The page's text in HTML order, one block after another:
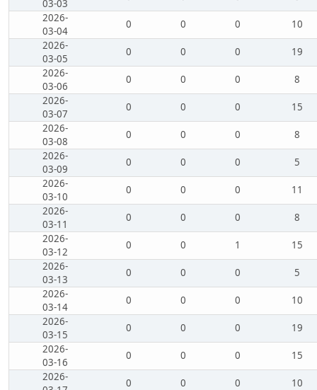
03-03
2026-
03-04
0 0 0
10
2026-
03-05
0 0 0
19
2026-
03-06
0 0 0
8
2026-
03-07
0 0 0
15
2026-
03-08
0 0 0
8
2026-
03-09
0 0 0
5
2026-
03-10
0 0 0
11
2026-
03-11
0 0 0
8
2026-
03-12
0 0 1
15
2026-
03-13
0 0 0
5
2026-
03-14
0 0 0
10
2026-
03-15
0 0 0
19
2026-
03-16
0 0 0
15
2026-
0 0 0
10